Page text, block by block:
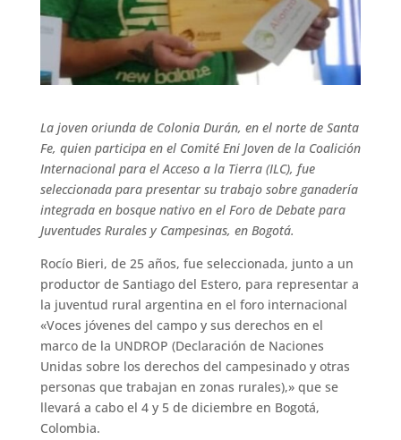
La joven oriunda de Colonia Durán, en el norte de Santa
Fe, quien participa en el Comité Eni Joven de la Coalición
Internacional para el Acceso a la Tierra (ILC), fue
seleccionada para presentar su trabajo sobre ganadería
integrada en bosque nativo en el Foro de Debate para
Juventudes Rurales y Campesinas, en Bogotá.
Rocío Bieri, de 25 años, fue seleccionada, junto a un
productor de Santiago del Estero, para representar a
la juventud rural argentina en el foro internacional
«Voces jóvenes del campo y sus derechos en el
marco de la UNDROP (Declaración de Naciones
Unidas sobre los derechos del campesinado y otras
personas que trabajan en zonas rurales),» que se
llevará a cabo el 4 y 5 de diciembre en Bogotá,
Colombia.